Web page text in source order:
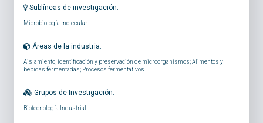
Sublíneas de investigación:
Microbiología molecular
Áreas de la industria:
Aislamiento, identificación y preservación de microorganismos; Alimentos y
bebidas fermentadas; Procesos fermentativos
Grupos de Investigación:
Biotecnología Industrial